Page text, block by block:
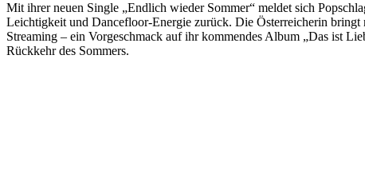
Mit ihrer neuen Single „Endlich wieder Sommer“ meldet sich
Leichtigkeit und Dancefloor-Energie zurück. Die Österreicherin
Streaming – ein Vorgeschmack auf ihr kommendes Album „Das ist
Rückkehr des Sommers.